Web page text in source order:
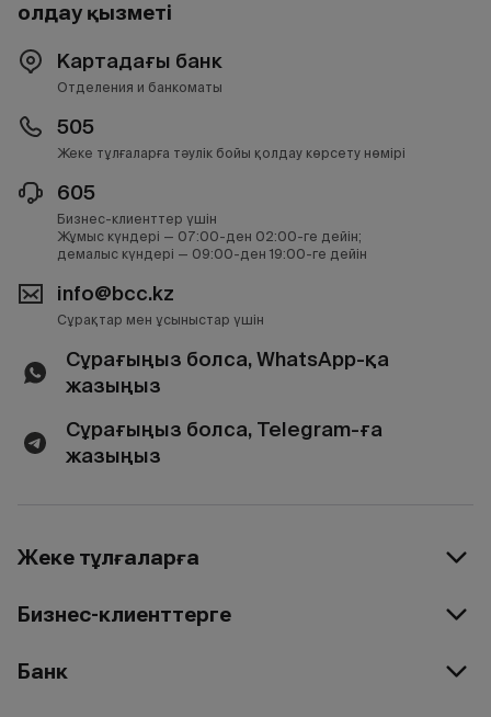
Қолдау қызметі
Картадағы банк
Отделения и банкоматы
505
Жеке тұлғаларға тәулік бойы қолдау көрсету нөмірі
605
Бизнес-клиенттер үшін
Жұмыс күндері — 07:00-ден 02:00-ге дейін;
демалыс күндері — 09:00-ден 19:00-ге дейін
info@bcc.kz
Сұрақтар мен ұсыныстар үшін
Сұрағыңыз болса, WhatsApp-қа
жазыңыз
Сұрағыңыз болса, Telegram-ға
жазыңыз
Жеке тұлғаларға
Бизнес-клиенттерге
Банк